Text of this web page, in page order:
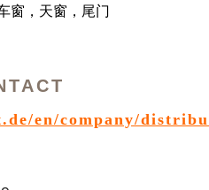
窗，天窗，尾门
en/company/